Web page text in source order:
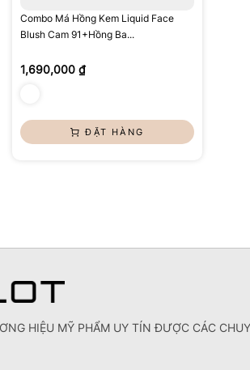
Combo Má Hồng Kem Liquid Face
Blush Cam 91+Hồng Ba...
1,690,000 ₫
ĐẶT HÀNG
HIỆU MỸ PHẨM UY TÍN ĐƯỢC CÁC